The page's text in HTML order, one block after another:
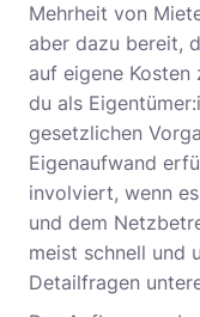
Mehrheit von
aber dazu bereit,
auf eigene Kosten
du als
gesetzlichen
Eigenaufwand
involviert, wenn
und dem
meist schnell und
Detailfragen